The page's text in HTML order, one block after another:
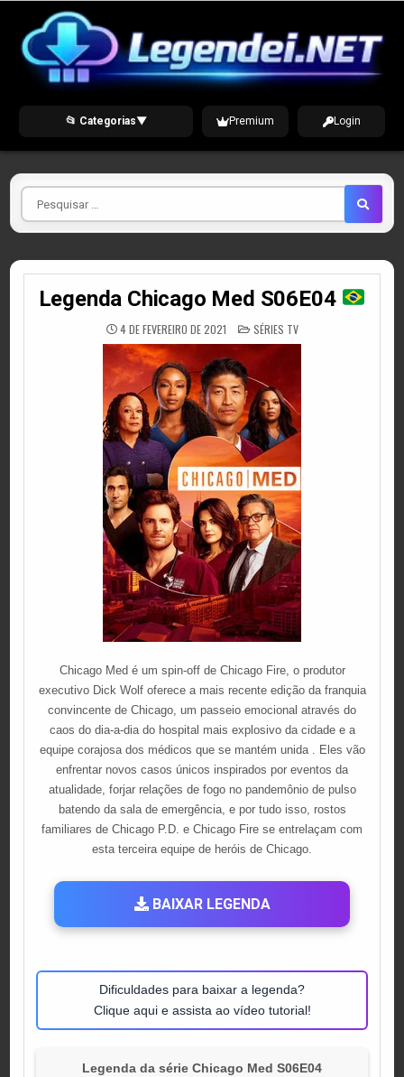
content
📂 Categorias▼ Premium Login
Pesquisar
por
Legenda Chicago Med S06E04
4 DE FEVEREIRO DE 2021 POSTED
IN
SÉRIES TV
Chicago Med é um spin-off de Chicago Fire, o produtor
executivo Dick Wolf oferece a mais recente edição da franquia
convincente de Chicago, um passeio emocional através do
caos do dia-a-dia do hospital mais explosivo da cidade e a
equipe corajosa dos médicos que se mantém unida . Eles vão
enfrentar novos casos únicos inspirados por eventos da
atualidade, forjar relações de fogo no pandemônio de pulso
batendo da sala de emergência, e por tudo isso, rostos
familiares de Chicago P.D. e Chicago Fire se entrelaçam com
esta terceira equipe de heróis de Chicago.
BAIXAR LEGENDA
Dificuldades para baixar a legenda?
Clique aqui e assista ao vídeo tutorial!
Legenda da série Chicago Med S06E04